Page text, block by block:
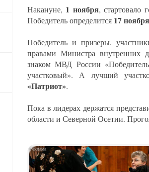
Накануне, 1 ноября, стартовало
Победитель определится 17 ноября
Победитель и призеры,
правами Министра внутренних
знаком МВД России
участковый». А лучший
«Патриот».
Пока в лидерах держатся
области и Северной Осетии.